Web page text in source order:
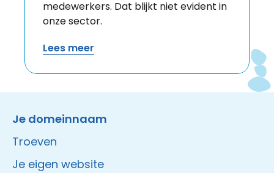
medewerkers. Dat blijkt niet evident in
onze sector.
Lees meer
Je domeinnaam
Troeven
Je eigen website